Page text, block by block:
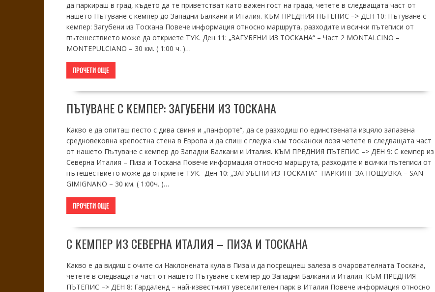
да паркираш в град, където да те приветстват като важен гост на града, четете в следващата част от
нашето Пътуване с кемпер до Западни Балкани и Италия. КЪМ ПРЕДНИЯ ПЪТЕПИС –> ДЕН 10: Пътуване с
кемпер: Загубени из Тоскана Повече информация относно маршрута, разходите и всички пътеписи от
пътешествието може да откриете ТУК. Ден 11: „ЗАГУБЕНИ ИЗ ТОСКАНА“ – Част 2 MONTALCINO –
MONTEPULCIANO – 30 км. ( 1:00 ч. )…
ПРОЧЕТИ ОЩЕ
ПЪТУВАНЕ С КЕМПЕР: ЗАГУБЕНИ ИЗ ТОСКАНА
Какво е да опиташ песто с дива свиня и „панфорте“, да се разходиш по единствената изцяло запазена
средновековна крепостна стена в Европа и да спиш с гледка към тоскански лозя четете в следващата част
от нашето Пътуване с кемпер до Западни Балкани и Италия. КЪМ ПРЕДНИЯ ПЪТЕПИС –> ДЕН 9: С кемпер из
Северна Италия – Пиза и Тоскана Повече информация относно маршрута, разходите и всички пътеписи от
пътешествието може да откриете ТУК. Ден 10: „ЗАГУБЕНИ ИЗ ТОСКАНА“ ПАРКИНГ ЗА НОЩУВКА – SAN
GIMIGNANO – 30 км. ( 1:00ч. )…
ПРОЧЕТИ ОЩЕ
С КЕМПЕР ИЗ СЕВЕРНА ИТАЛИЯ – ПИЗА И ТОСКАНА
Какво е да видиш с очите си Наклонената кула в Пиза и да посрещнеш залеза в очарователната Тоскана,
четете в следващата част от нашето Пътуване с кемпер до Западни Балкани и Италия. КЪМ ПРЕДНИЯ
ПЪТЕПИС –> ДЕН 8: Гардаленд – най-известният увеселителен парк в Италия Повече информация относно